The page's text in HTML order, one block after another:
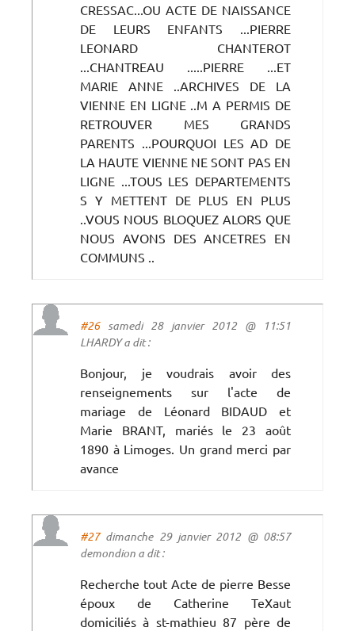
CRESSAC...OU ACTE DE NAISSANCE
DE LEURS ENFANTS ...PIERRE
LEONARD CHANTEROT
...CHANTREAU .....PIERRE ...ET
MARIE ANNE ..ARCHIVES DE LA
VIENNE EN LIGNE ..M A PERMIS DE
RETROUVER MES GRANDS
PARENTS ...POURQUOI LES AD DE
LA HAUTE VIENNE NE SONT PAS EN
LIGNE ...TOUS LES DEPARTEMENTS
S Y METTENT DE PLUS EN PLUS
..VOUS NOUS BLOQUEZ ALORS QUE
NOUS AVONS DES ANCETRES EN
COMMUNS ..
#26samedi 28 janvier 2012 @ 11:51
LHARDY a dit :
Bonjour, je voudrais avoir des
renseignements sur l'acte de
mariage de Léonard BIDAUD et
Marie BRANT, mariés le 23 août
1890 à Limoges. Un grand merci par
avance
#27dimanche 29 janvier 2012 @ 08:57
demondion a dit :
Recherche tout Acte de pierre Besse
époux de Catherine TeXaut
domiciliés à st-mathieu 87 père de